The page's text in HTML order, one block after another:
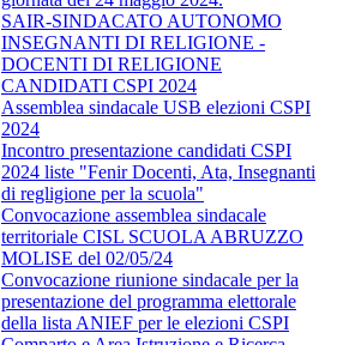
SAIR-SINDACATO AUTONOMO
INSEGNANTI DI RELIGIONE -
DOCENTI DI RELIGIONE
CANDIDATI CSPI 2024
Assemblea sindacale USB elezioni CSPI
2024
Incontro presentazione candidati CSPI
2024 liste "Fenir Docenti, Ata, Insegnanti
di regligione per la scuola"
Convocazione assemblea sindacale
territoriale CISL SCUOLA ABRUZZO
MOLISE del 02/05/24
Convocazione riunione sindacale per la
presentazione del programma elettorale
della lista ANIEF per le elezioni CSPI